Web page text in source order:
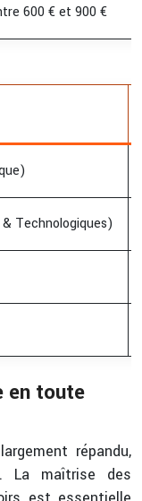
600 € et 900 €
Technologiques)
en toute
répandu,
La maîtrise des